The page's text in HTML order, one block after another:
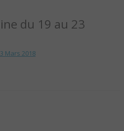
SUR-
– SITE
DE LA
du 19 au 23
Mars 2018